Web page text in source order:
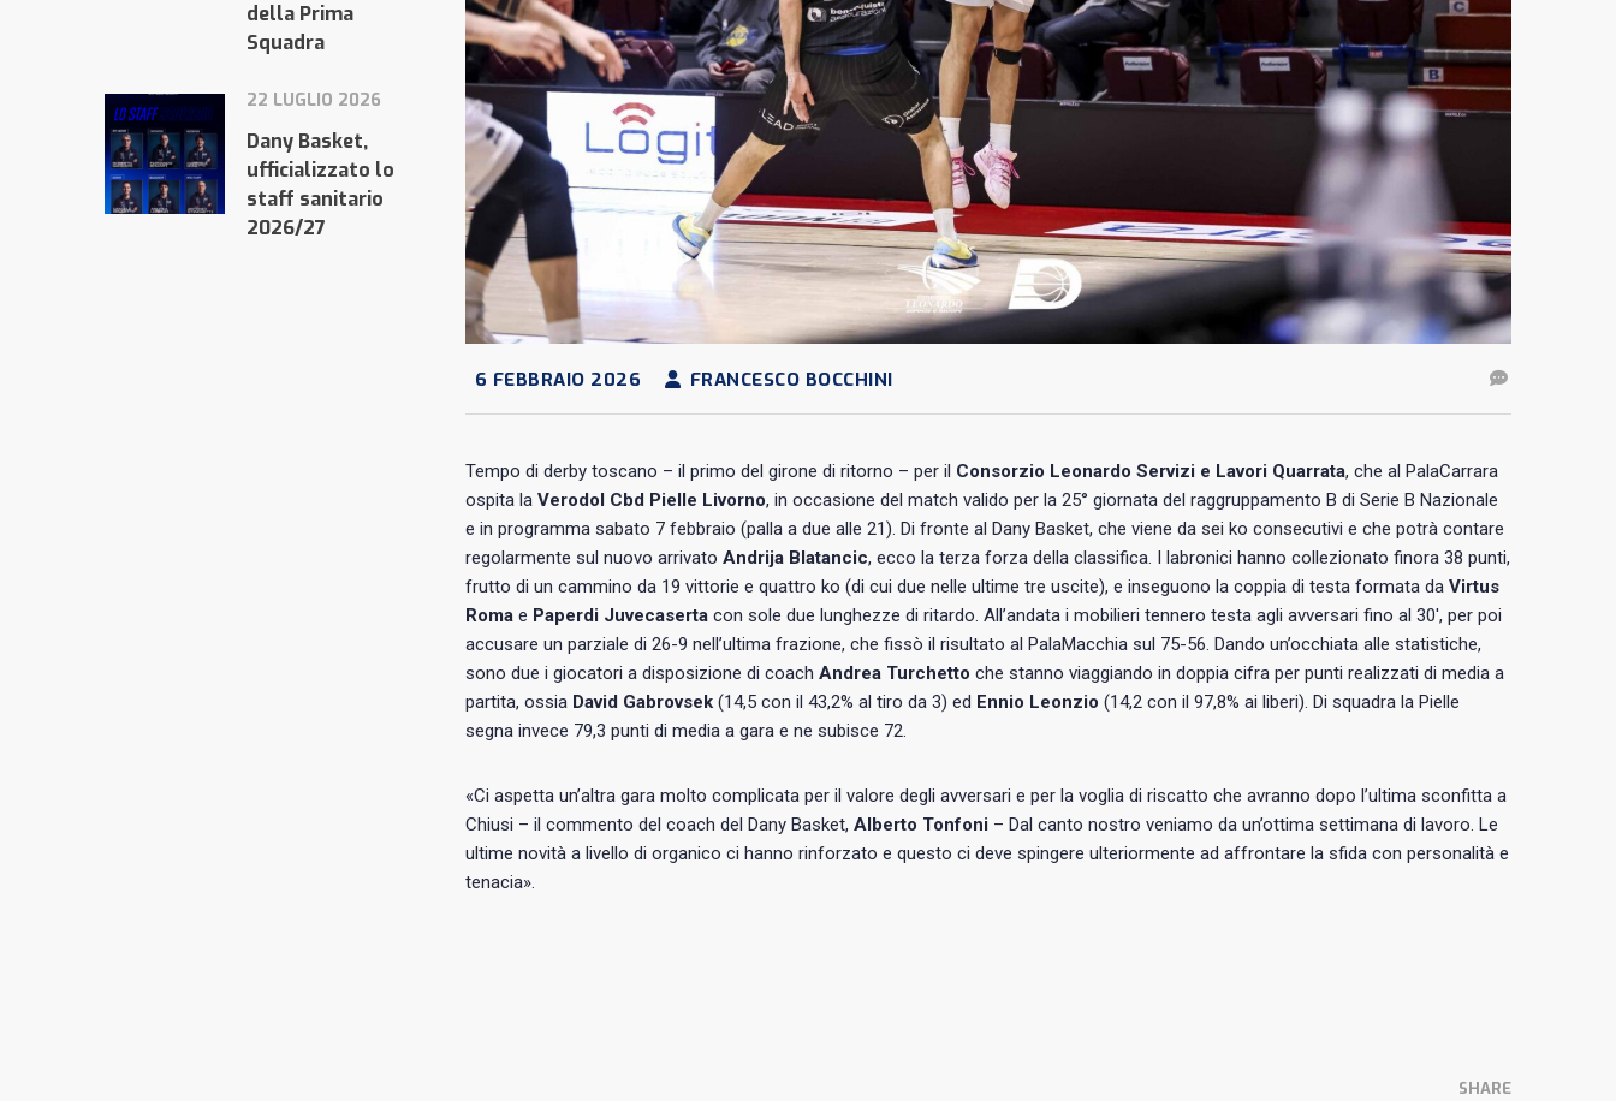
6 FEBBRAIO 2026 FRANCESCO BOCCHINI
Tempo di derby toscano – il primo del girone di ritorno – per il Consorzio Leonardo Servizi e Lavori Quarrata, che al PalaCarrara
ospita la Verodol Cbd Pielle Livorno, in occasione del match valido per la 25° giornata del raggruppamento B di Serie B Nazionale
e in programma sabato 7 febbraio (palla a due alle 21). Di fronte al Dany Basket, che viene da sei ko consecutivi e che potrà contare
regolarmente sul nuovo arrivato Andrija Blatancic, ecco la terza forza della classifica. I labronici hanno collezionato finora 38 punti,
frutto di un cammino da 19 vittorie e quattro ko (di cui due nelle ultime tre uscite), e inseguono la coppia di testa formata da Virtus
Roma e Paperdi Juvecaserta con sole due lunghezze di ritardo. All’andata i mobilieri tennero testa agli avversari fino al 30′, per poi
accusare un parziale di 26-9 nell’ultima frazione, che fissò il risultato al PalaMacchia sul 75-56. Dando un’occhiata alle statistiche,
sono due i giocatori a disposizione di coach Andrea Turchetto che stanno viaggiando in doppia cifra per punti realizzati di media a
partita, ossia David Gabrovsek (14,5 con il 43,2% al tiro da 3) ed Ennio Leonzio (14,2 con il 97,8% ai liberi). Di squadra la Pielle
segna invece 79,3 punti di media a gara e ne subisce 72.
«Ci aspetta un’altra gara molto complicata per il valore degli avversari e per la voglia di riscatto che avranno dopo l’ultima sconfitta a
Chiusi – il commento del coach del Dany Basket, Alberto Tonfoni – Dal canto nostro veniamo da un’ottima settimana di lavoro. Le
ultime novità a livello di organico ci hanno rinforzato e questo ci deve spingere ulteriormente ad affrontare la sfida con personalità e
tenacia».
SHARE
della Prima
Squadra
22 LUGLIO 2026
Dany Basket,
ufficializzato lo
staff sanitario
2026/27